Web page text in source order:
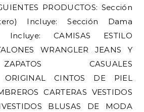
PRODUCTOS: Sección
Incluye: Sección Dama
Incluye: CAMISAS ESTILO
WRANGLER JEANS Y
CASUALES
ORIGINAL CINTOS DE PIEL
CARTERAS VESTIDOS
BLUSAS DE MODA